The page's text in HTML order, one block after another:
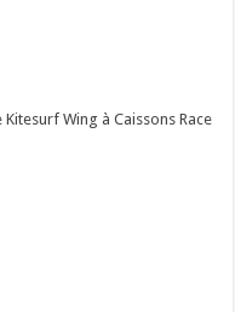
Wing à Caissons Race